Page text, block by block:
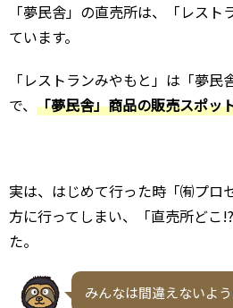
「夢民舎」の直売所は、「レス
ています。
「レストランみやもと」は「夢
で、 「夢民舎」商品の販売スポッ
実は、はじめて行った時「㈲プロ
方に行ってしまい、「直売所どこ
た。
みんなは間違えないよ